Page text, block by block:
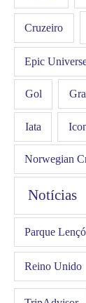
Cruzeiro
Epic
Gol
Iata
Norwegian
Notícias
Parque
Reino Unido